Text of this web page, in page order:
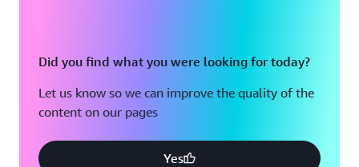
Did you find what you were looking for today?
Let us know so we can improve the quality of the
content on our pages
Yes